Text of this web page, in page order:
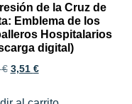
de la Cruz de
Emblema de los
Hospitalarios
digital)
€ 3,51 €